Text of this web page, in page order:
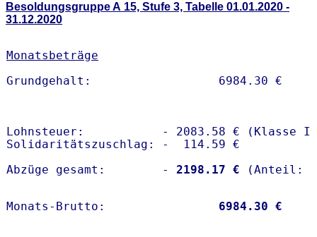
Besoldungsgruppe A 15, Stufe 3, Tabelle 01.01.2020 -
31.12.2020
Monatsbeträge
Lohnsteuer:           - 2083.58 € (Klasse I)
Solidaritätszuschlag: -  114.59 €
Abzüge gesamt:        -
2198.17 €
Monats-Brutto: 6984.30 €